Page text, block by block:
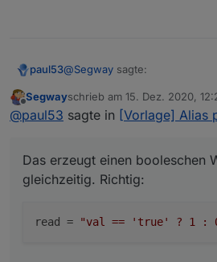
paul53@Segway sagte:
read = "!val";
Das erzeugt einen
gleichzeitig. Richtig:
Offline
Segwayschrieb am 15. Dez. 2020,
zuletzt editiert von
@paul53 sagte in [Vorlage] Alias
Das erzeugt einen booleschen
gleichzeitig. Richtig:
read = "val == 'true' ? 1 :